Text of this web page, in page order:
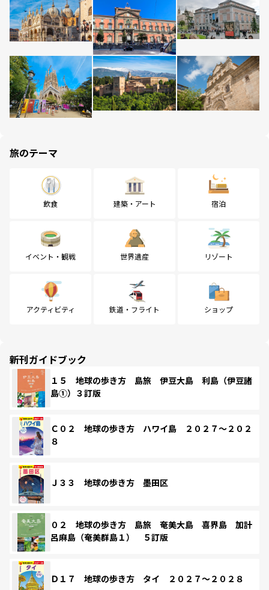
旅のテーマ
飲食 建築・アート 宿泊
イベント・観戦 世界遺産 リゾート
アクティビティ 鉄道・フライト ショップ
新刊ガイドブック
１５ 地球の歩き方 島旅 伊豆大島 利島（伊豆諸
島①）３訂版
Ｃ０２ 地球の歩き方 ハワイ島 ２０２７～２０２
８
Ｊ３３ 地球の歩き方 墨田区
０２ 地球の歩き方 島旅 奄美大島 喜界島 加計
呂麻島（奄美群島１） ５訂版
Ｄ１７ 地球の歩き方 タイ ２０２７～２０２８